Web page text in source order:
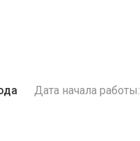
Дата начала работы: